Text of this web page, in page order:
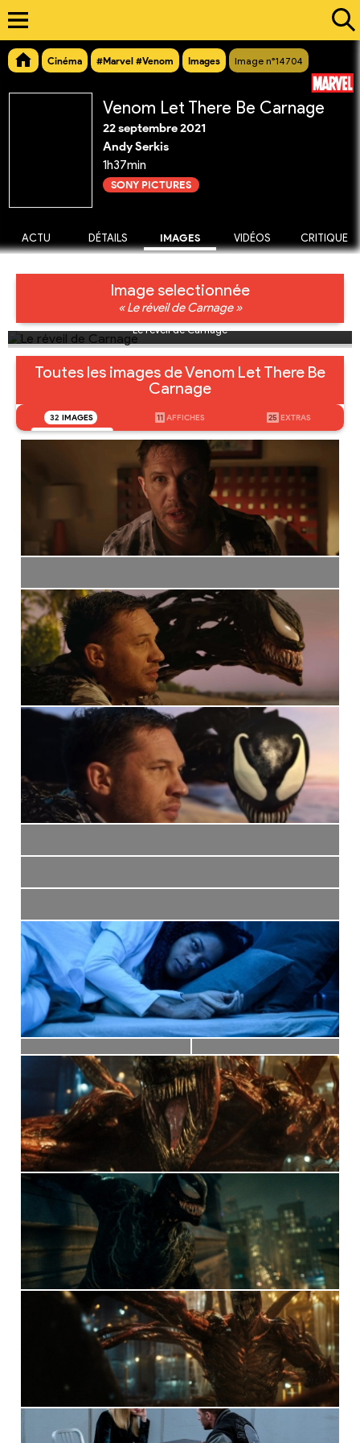
Cinéma #Marvel #Venom Images Image n°14704
Venom Let There Be Carnage
22 septembre 2021
Andy Serkis
1h37min
SONY PICTURES
ACTU DÉTAILS IMAGES VIDÉOS CRITIQUE
Image selectionnée
« Le réveil de Carnage »
Le réveil de Carnage
Toutes les images de Venom Let There Be
Carnage
32 IMAGES 11 AFFICHES 25 EXTRAS